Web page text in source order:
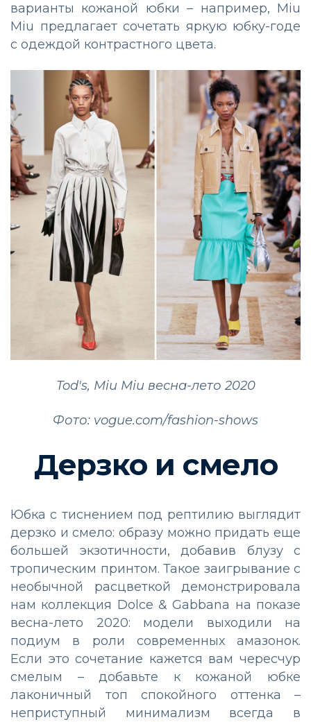
варианты кожаной юбки – например, Miu
Miu предлагает сочетать яркую юбку-годе
с одеждой контрастного цвета.
Tod's, Miu Miu весна-лето 2020
Фото: vogue.com/fashion-shows
Дерзко и смело
Юбка с тиснением под рептилию выглядит
дерзко и смело: образу можно придать еще
большей экзотичности, добавив блузу с
тропическим принтом. Такое заигрывание с
необычной расцветкой демонстрировала
нам коллекция Dolce & Gabbana на показе
весна-лето 2020: модели выходили на
подиум в роли современных амазонок.
Если это сочетание кажется вам чересчур
смелым – добавьте к кожаной юбке
лаконичный топ спокойного оттенка –
неприступный минимализм всегда в